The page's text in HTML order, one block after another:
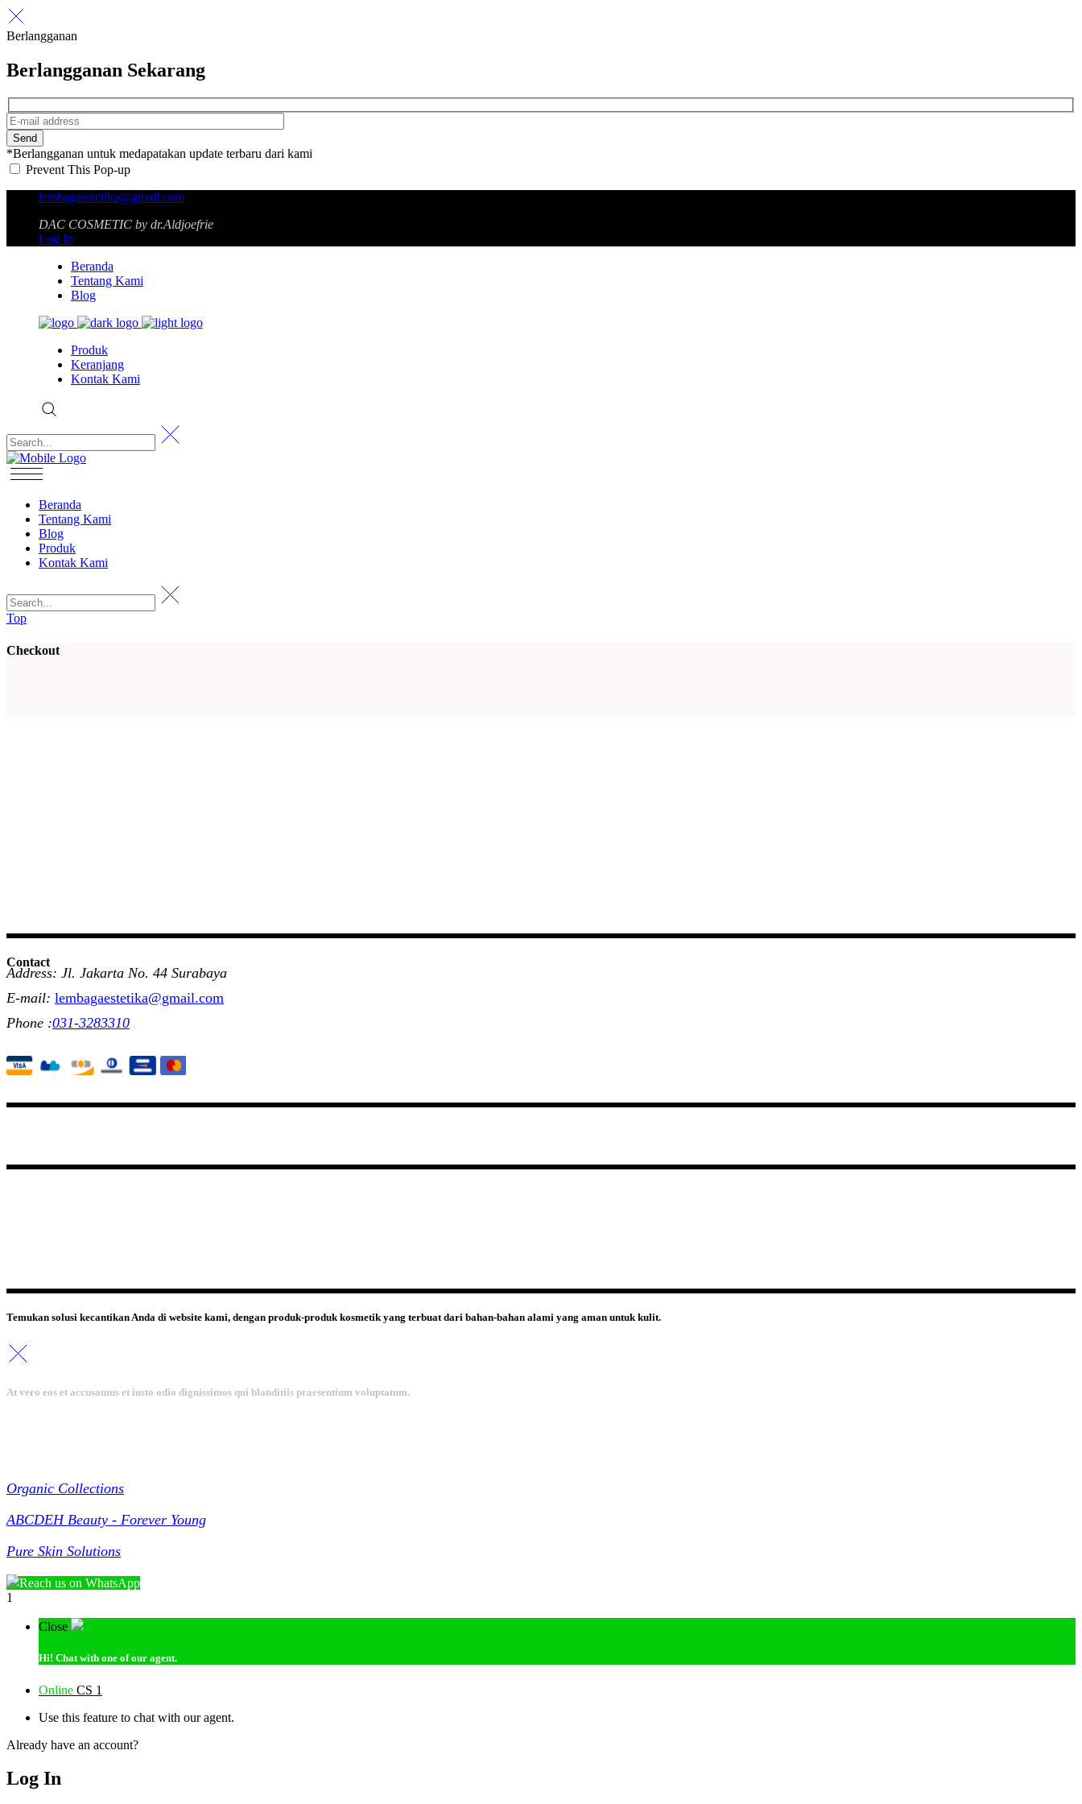
Berlangganan
Berlangganan Sekarang
Send
*Berlangganan untuk medapatakan update terbaru dari kami
Prevent This Pop-up
lembagaestetika@gmail.com
DAC COSMETIC by dr.Aldjoefrie
Log In
Beranda
Tentang Kami
Blog
Produk
Keranjang
Kontak Kami
Beranda
Tentang Kami
Blog
Produk
Kontak Kami
Top
Checkout
Contact
Address: Jl. Jakarta No. 44 Surabaya
E-mail: lembagaestetika@gmail.com
Phone :031-3283310
Temukan solusi kecantikan Anda di website kami, dengan produk-produk kosmetik yang terbuat dari bahan-bahan alami yang aman untuk kulit.
At vero eos et accusamus et iusto odio dignissimos qui blanditiis praesentium voluptatum.
Organic Collections
ABCDEH Beauty - Forever Young
Pure Skin Solutions
Reach us on WhatsApp
1
Close
Hi! Chat with one of our agent.
Online CS 1
Use this feature to chat with our agent.
Already have an account?
Log In